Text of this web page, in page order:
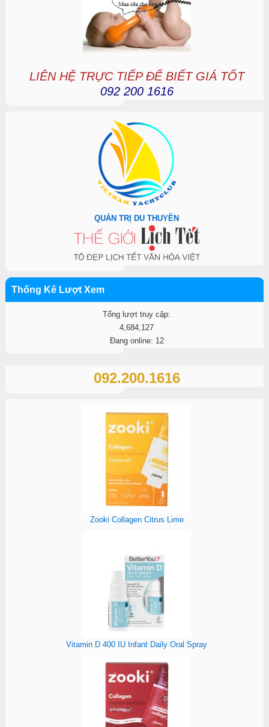
LIÊN HỆ TRỰC TIẾP ĐỂ BIẾT GIÁ TỐT
092 200 1616
QUẢN TRỊ DU THUYỀN
Thống Kê Lượt Xem
Tổng lượt truy cập:
4,684,127
Đang online: 12
092.200.1616
Zooki Collagen Citrus Lime
Vitamin D 400 IU Infant Daily Oral Spray